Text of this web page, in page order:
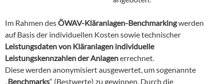
Im Rahmen desÖWAV-Kläranlagen-Benchmarkingwerden
auf Basis der individuellen Kosten sowie technischer
Leistungsdaten von Kläranlagen individuelle
Leistungskennzahlen der Anlagenerrechnet.
Diese werden anonymisiert ausgewertet, um sogenannte
„Benchmarks“ (Bestwerte) zu gewinnen. Durch die